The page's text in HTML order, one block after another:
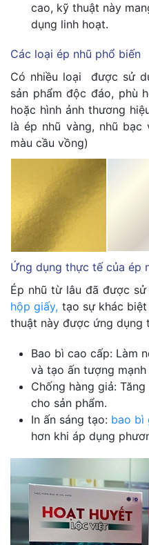
cao, kỹ thuật này
dụng linh hoạt.
Các loại ép nhũ phổ biến
Có nhiều loại được sử
sản phẩm độc đáo, phù
hoặc hình ảnh thương
là ép nhũ vàng, nhũ
màu cầu vồng)
Ứng dụng thực tế của ép
Ép nhũ từ lâu đã được
hộp giấy, tạo sự khác
thuật này được ứng dụng
Bao bì cao cấp: Làm
và tạo ấn tượng
Chống hàng giả:
cho sản phẩm.
In ấn sáng tạo: bao bì
hơn khi áp dụng